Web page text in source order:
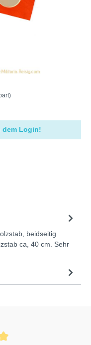
dem Login!
beidseitig
ca, 40 cm. Sehr